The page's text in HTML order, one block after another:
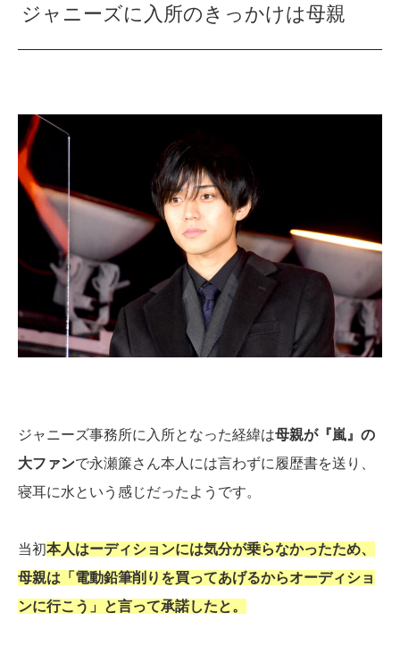
ジャニーズに入所のきっかけは母親
ジャニーズ事務所に入所となった経緯は母親が『嵐』の
大ファンで永瀬簾さん本人には言わずに履歴書を送り、
寝耳に水という感じだったようです。
当初本人はーディションには気分が乗らなかったため、
母親は「電動鉛筆削りを買ってあげるからオーディショ
ンに行こう」と言って承諾したと。